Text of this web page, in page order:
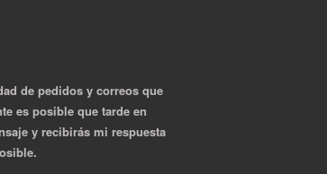
de pedidos y correos que
es posible que tarde en
y recibirás mi respuesta